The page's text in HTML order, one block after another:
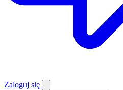
Zaloguj się